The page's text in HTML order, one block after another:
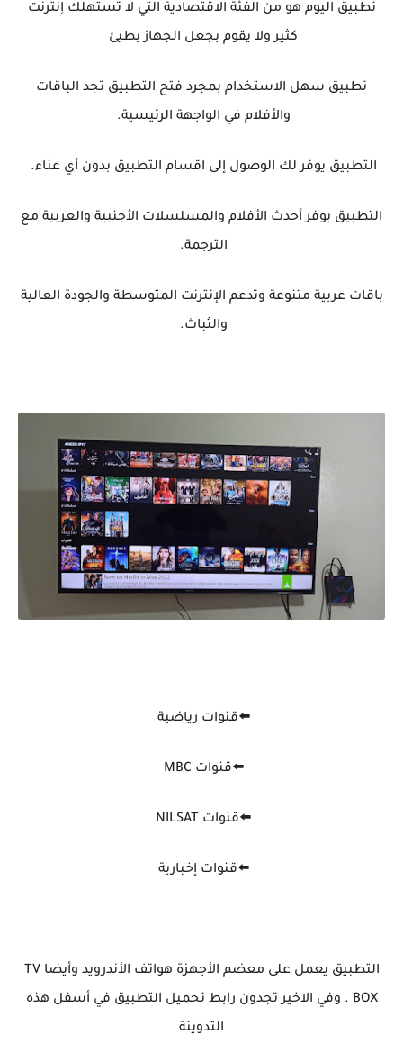
تطبيق اليوم هو من الفئة الاقتصادية التي لا تستهلك إنترنت
كثير ولا يقوم بجعل الجهاز بطيئ
تطبيق سهل الاستخدام بمجرد فتح التطبيق تجد الباقات
والأفلام في الواجهة الرئيسية.
التطبيق يوفر لك الوصول إلى اقسام التطبيق بدون أي عناء.
التطبيق يوفر أحدث الأفلام والمسلسلات الأجنبية والعربية مع
الترجمة.
باقات عربية متنوعة وتدعم الإنترنت المتوسطة والجودة العالية
والثباث.
⬅️قنوات رياضية
⬅️قنوات MBC
⬅️قنوات NILSAT
⬅️قنوات إخبارية
التطبيق يعمل على معضم الأجهزة هواتف الأندرويد وأيضا TV
BOX . وفي الاخير تجدون رابط تحميل التطبيق في أسفل هذه
التدوينة